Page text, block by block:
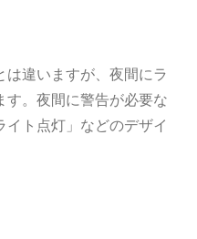
は違いますが、夜間にラ
す。夜間に警告が必要な
イト点灯」などのデザイ